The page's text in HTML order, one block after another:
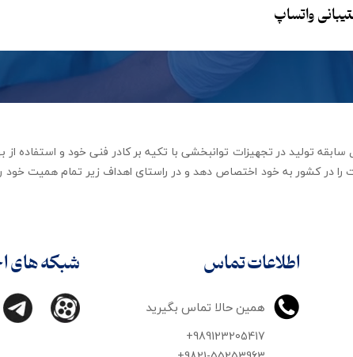
واتساپ
اطلاعات تماس
همین حالا تماس بگیرید
+989123205417
توانبخشی رهاورد مهر ایرانیان با بیش از 20 سال سابقه تولید در تجهیزات توانبخشی با تکیه بر کادر فنی
در کشور به خود اختصاص دهد و در راستای اهداف زیر تمام همیت خود
شبکه های